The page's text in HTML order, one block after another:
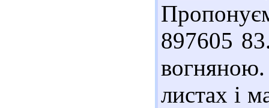
897605
листах і